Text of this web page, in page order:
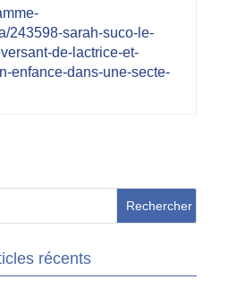
243598-sarah-suco-le-
de-lactrice-et-
enfance-dans-une-secte-
récents